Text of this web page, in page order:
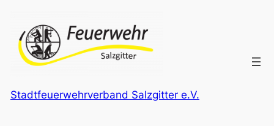
Stadtfeuerwehrverband Salzgitter e.V.